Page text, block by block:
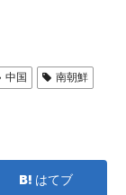
中国
南朝鮮
はてブ